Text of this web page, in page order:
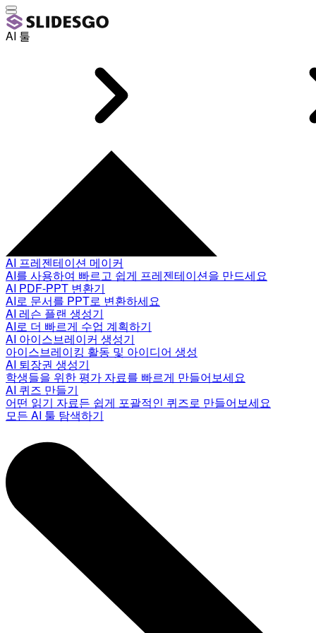
AI 툴
AI 프레젠테이션 메이커
AI를 사용하여 빠르고 쉽게 프레젠테이션을 만드세요
AI PDF-PPT 변환기
AI로 문서를 PPT로 변환하세요
AI 레슨 플랜 생성기
AI로 더 빠르게 수업 계획하기
AI 아이스브레이커 생성기
아이스브레이킹 활동 및 아이디어 생성
AI 퇴장권 생성기
학생들을 위한 평가 자료를 빠르게 만들어보세요
AI 퀴즈 만들기
어떤 읽기 자료든 쉽게 포괄적인 퀴즈로 만들어보세요
모든 AI 툴 탐색하기